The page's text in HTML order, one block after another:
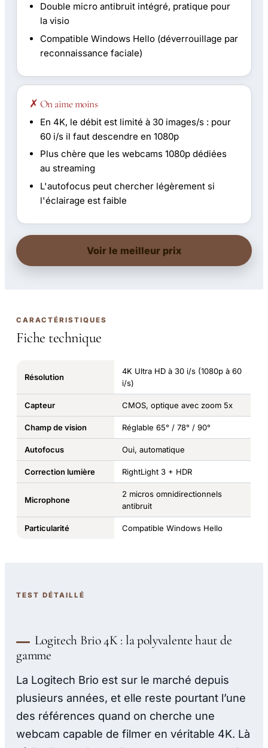
Double micro antibruit intégré, pratique pour
la visio
Compatible Windows Hello (déverrouillage par
reconnaissance faciale)
✗ On aime moins
En 4K, le débit est limité à 30 images/s : pour
60 i/s il faut descendre en 1080p
Plus chère que les webcams 1080p dédiées
au streaming
L'autofocus peut chercher légèrement si
l'éclairage est faible
Voir le meilleur prix
CARACTÉRISTIQUES
Fiche technique
Résolution
4K Ultra HD à 30 i/s (1080p à 60
i/s)
Capteur CMOS, optique avec zoom 5x
Champ de vision Réglable 65° / 78° / 90°
Autofocus Oui, automatique
Correction lumière RightLight 3 + HDR
Microphone
2 micros omnidirectionnels
antibruit
Particularité Compatible Windows Hello
TEST DÉTAILLÉ
Logitech Brio 4K : la polyvalente haut de
gamme
La Logitech Brio est sur le marché depuis
plusieurs années, et elle reste pourtant l’une
des références quand on cherche une
webcam capable de filmer en véritable 4K. Là